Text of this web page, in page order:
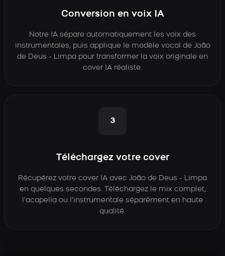
Conversion en voix IA
Notre IA sépare automatiquement les voix des
instrumentales, puis applique le modèle vocal de João
de Deus - Limpa pour transformer la voix originale en
cover IA réaliste.
3
Téléchargez votre cover
Récupérez votre cover IA avec João de Deus - Limpa
en quelques secondes. Téléchargez le mix complet,
l’acapella ou l’instrumentale séparément en haute
qualité.